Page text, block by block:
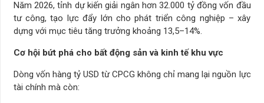
Năm 2026, tỉnh dự kiến giải ngân hơn 32.000 tỷ đồng vốn đầu
tư công, tạo lực đẩy lớn cho phát triển công nghiệp – xây
dựng với mục tiêu tăng trưởng khoảng 13,5–14%.
Cơ hội bứt phá cho bất động sản và kinh tế khu vực
Dòng vốn hàng tỷ USD từ CPCG không chỉ mang lại nguồn lực
tài chính mà còn: